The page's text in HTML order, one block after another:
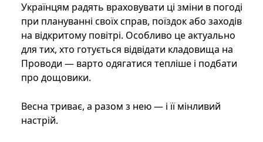
Українцям радять враховувати ці зміни в погоді
при плануванні своїх справ, поїздок або заходів
на відкритому повітрі. Особливо це актуально
для тих, хто готується відвідати кладовища на
Проводи — варто одягатися тепліше і подбати
про дощовики.
Весна триває, а разом з нею — і її мінливий
настрій.